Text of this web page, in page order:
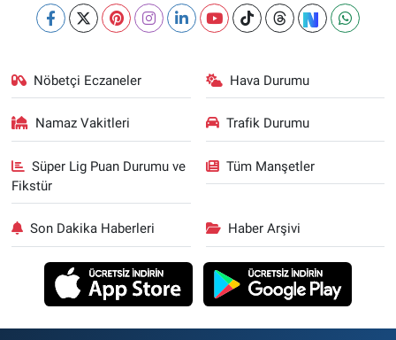
Nöbetçi Eczaneler Hava Durumu
Namaz Vakitleri Trafik Durumu
Süper Lig Puan Durumu ve
Fikstür
Tüm Manşetler
Son Dakika Haberleri Haber Arşivi